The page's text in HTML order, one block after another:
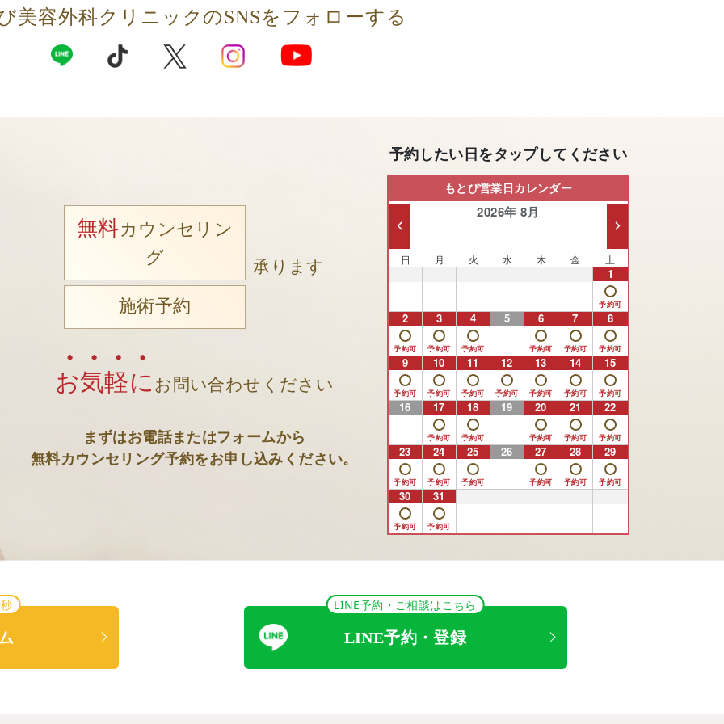
美容外科クリニックのSNSをフォローする
無料カウンセリン
グ
施術予約
承ります
お気軽に お問い合わせください
まずはお電話またはフォームから
無料カウンセリング予約をお申し込みください。
予約したい日をタップしてください
もとび営業日カレンダー
2026年 8月
日 月 火 水 木 金 土
1
2 3 4 5 6 7 8
9 10 11 12 13 14 15
16 17 18 19 20 21 22
23 24 25 26 27 28 29
30 31
LINE予約・ご相談はこちら
LINE予約・登録